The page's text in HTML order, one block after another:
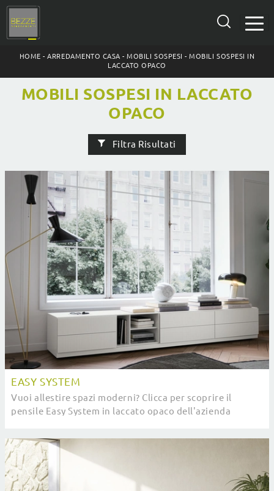
HOME -ARREDAMENTO CASA -MOBILI SOSPESI -MOBILI SOSPESI IN
LACCATO OPACO
MOBILI SOSPESI IN LACCATO
OPACO
Filtra Risultati
EASY SYSTEM
Vuoi allestire spazi moderni? Clicca per scoprire il
pensile Easy System in laccato opaco dell'azienda